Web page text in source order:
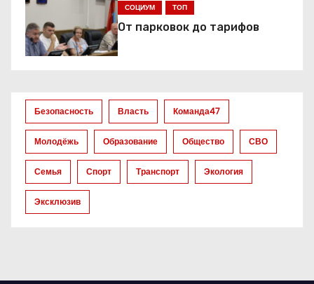
п
о
а
п
и
с
я
СОЦИУМ ТОП
От парковок до тарифов
Безопасность Власть Команда47
Молодёжь Образование Общество СВО
Семья Спорт Транспорт Экология
Эксклюзив